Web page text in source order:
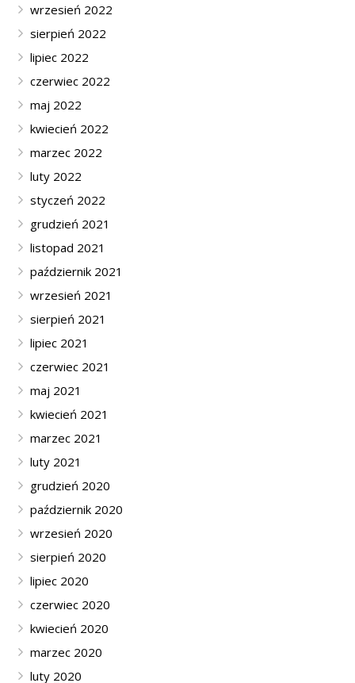
wrzesień 2022
sierpień 2022
lipiec 2022
czerwiec 2022
maj 2022
kwiecień 2022
marzec 2022
luty 2022
styczeń 2022
grudzień 2021
listopad 2021
październik 2021
wrzesień 2021
sierpień 2021
lipiec 2021
czerwiec 2021
maj 2021
kwiecień 2021
marzec 2021
luty 2021
grudzień 2020
październik 2020
wrzesień 2020
sierpień 2020
lipiec 2020
czerwiec 2020
kwiecień 2020
marzec 2020
luty 2020